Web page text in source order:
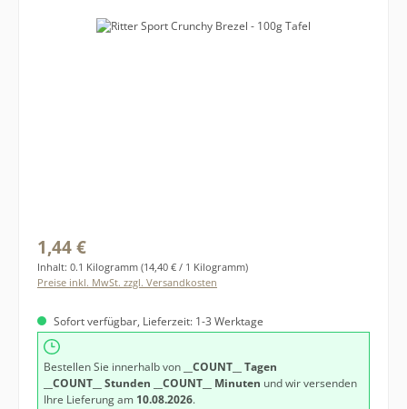
Bildergalerie überspringen
Regulärer Preis:
1,44 €
Inhalt: 0.1 Kilogramm (14,40 € / 1 Kilogramm)
Preise inkl. MwSt. zzgl. Versandkosten
Sofort verfügbar, Lieferzeit: 1-3 Werktage
Bestellen Sie innerhalb von
__COUNT__ Tagen
__COUNT__ Stunden
__COUNT__ Minuten und wir versenden
Ihre Lieferung am 10.08.2026.